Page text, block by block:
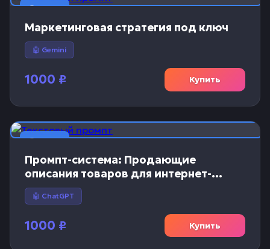
📝 Текст
Маркетинговая стратегия под ключ
🤖 Gemini
1000 ₽ Купить
📝 Текст
Промпт-система: Продающие
описания товаров для интернет-
магазинов
🤖 ChatGPT
1000 ₽ Купить